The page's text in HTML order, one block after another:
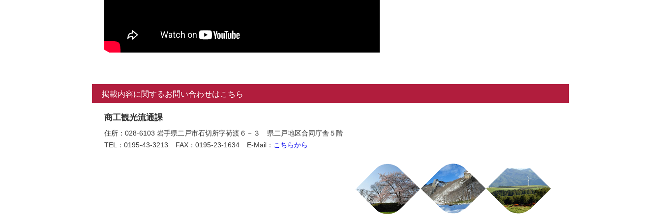
掲載内容に関するお問い合わせはこちら
商工観光流通課
住所：028-6103 岩手県二戸市石切所字荷渡６－３ 県二戸地区合同庁舎５階
TEL：0195-43-3213
FAX：0195-23-1634 E-Mail： こちらから